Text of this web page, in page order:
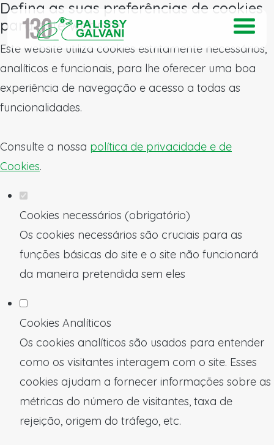
Defina as suas preferências de cookies
para este website.
Este website utiliza cookies estritamente necessários,
analíticos e funcionais, para lhe oferecer uma boa
experiência de navegação e acesso a todas as
funcionalidades.
Consulte a nossa política de privacidade e de
Cookies.
Cookies necessários (obrigatório)
Os cookies necessários são cruciais para as
funções básicas do site e o site não funcionará
da maneira pretendida sem eles
Cookies Analíticos
Os cookies analíticos são usados para entender
como os visitantes interagem com o site. Esses
cookies ajudam a fornecer informações sobre as
métricas do número de visitantes, taxa de
rejeição, origem do tráfego, etc.